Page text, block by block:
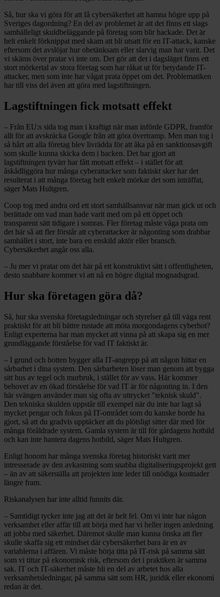
Så, hur ska vi göra för att få cybersäkerhet att hamna högre upp på
Sveriges dagordning? En del av problemet är att det finns ett slags
samhälleligt skuldbeläggande på företag som blir hackade. Det är
helt enkelt förknippat med skam att bli utsatt för en IT-attack, kanske
eftersom det avslöjar hur obetänksam eller slarvig man har varit. Det
vi skäms över pratar vi inte om. Det gör att det i dagsläget finns ett
stort mörkertal av stora företag som har råkat ut för betydande IT-
attacker, men som inte har vågat prata öppet om det. Problematiken
har till viss del även att göra med lagstiftningen.
Lagstiftningen fick motsatt effekt
– Från EU:s sida tog man i kraftigt när man införde GDPR, framför
allt för att avskräcka Google från att göra övertramp. Men man tog i
så hårt att alla företag blev livrädda för att åka på en sanktionsavgift
som skulle kunna skicka dem i backen. Det har gjort att
lagstiftningen tyvärr har fått motsatt effekt – i stället för att
åskådliggöra hur många cyberattacker som faktiskt sker har det
resulterat i att många företag helt enkelt mörkar det som inträffat,
säger Mats Hultgren.
Coop tog med andra ord ett stort samhällsansvar när man gick ut och
berättade om vad man hade varit med om på ett öppet och
transparent sätt tidigare i somras. Fler företag måste våga prata om
det här så att fler förstår att cyberattacker är någonting som drabbar
samhället i stort, inte bara en enskild aktör eller bransch.
Cybersäkerhet angår oss alla.
– Ju mer vi pratar om det här på ett konstruktivt sätt i offentligheten,
desto snabbare kommer vi att nå en högre digital mognadsgrad.
Hur ska företagen göra då?
Så, hur ska svenska företagsledningar och styrelser gå till väga rent
praktiskt för att bli bättre rustade att möta morgondagens cyberhot?
Enligt experterna har man mycket att vinna på att skapa sig en mer
grundläggande förståelse för vad IT faktiskt är.
– I grund och botten bygger alla IT-angrepp på att någon hittar en
sårbarhet i dina system. Den sårbarheten löser man genom att bygga
sitt hus av tegel och murbruk, i stället för av vass. Här kommer
behovet av en ökad förståelse för vad IT är för någonting in. I den
här svängen använder man sig ofta av uttrycket "teknisk skuld".
Den tekniska skulden uppstår till exempel när du inte har lagt så
mycket pengar och fokus på IT-området som du kanske borde ha
gjort, så att du gradvis upptäcker att du plötsligt sitter där med för
många föråldrade system. Gamla system är till för gårdagens hotbild
och kan inte hantera dagens hotbild, säger Mats Hultgren.
Enligt honom har många svenska företag historiskt varit mer
intresserade av den avkastning som snabba digitaliseringsprojekt gett
– än av att säkerställa att projekten inte leder till onödiga kostnader
längre fram.
Riskanalysen har inte alltid funnits där.
– Samtidigt tycker inte jag att det är helt fel. Om vi inte har någon
verksamhet eller affär till att börja med har vi heller ingen anledning
att jobba med säkerhet. Däremot skulle man kunna önska att fler
skulle skaffa sig ett mindset där cybersäkerhet bara är en av
variablerna i affären. Vi måste börja titta på IT-risk på samma sätt
som vi tittar på ekonomisk risk, eftersom det i praktiken är samma
sak. IT och IT-säkerhet måste bli en del av arbetet hos alla
verksamhetsledningar, på samma sätt som HR, juridik eller ekonomi
redan är det.